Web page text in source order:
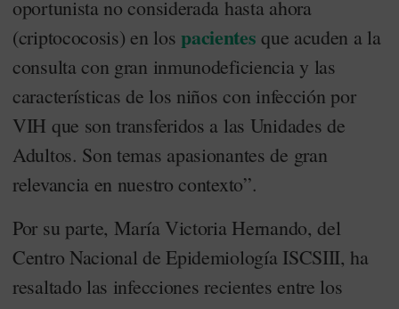
oportunista no considerada hasta ahora
(criptococosis) en lospacientes que acuden a la
consulta con gran inmunodeficiencia y las
características de los niños con infección por
VIH que son transferidos a las Unidades de
Adultos. Son temas apasionantes de gran
relevancia en nuestro contexto”.
Por su parte, María Victoria Hernando, del
Centro Nacional de Epidemiología ISCSIII, ha
resaltado las infecciones recientes entre los